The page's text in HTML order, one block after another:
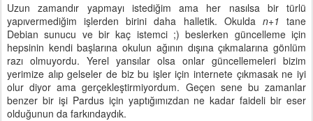
Uzun zamandır yapmayı istediğim ama her nasılsa bir türlü
yapıvermediğim işlerden birini daha halletik. Okulda n+1 tane
Debian sunucu ve bir kaç istemci ;) beslerken güncelleme için
hepsinin kendi başlarına okulun ağının dışına çıkmalarına gönlüm
razı olmuyordu. Yerel yansılar olsa onlar güncellemeleri bizim
yerimize alıp gelseler de biz bu işler için internete çıkmasak ne iyi
olur diyor ama gerçekleştirmiyordum. Geçen sene bu zamanlar
benzer bir işi Pardus için yaptığımızdan ne kadar faideli bir eser
olduğunun da farkındaydık.